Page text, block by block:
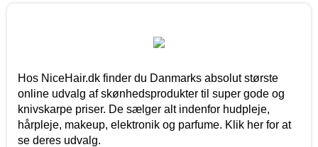
Hos NiceHair.dk finder du Danmarks absolut største
online udvalg af skønhedsprodukter til super gode og
knivskarpe priser. De sælger alt indenfor hudpleje,
hårpleje, makeup, elektronik og parfume. Klik her for at
se deres udvalg.